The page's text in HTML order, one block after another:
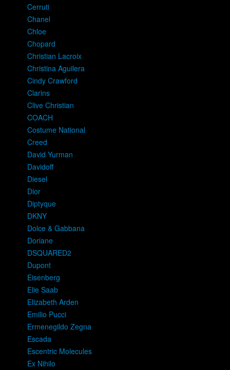
Cerruti
Chanel
Chloe
Chopard
Christian Lacroix
Christina Aguilera
Cindy Crawford
Clarins
Clive Christian
COACH
Costume National
Creed
David Yurman
Davidoff
Diesel
Dior
Diptyque
DKNY
Dolce & Gabbana
Doriane
DSQUARED2
Dupont
Eisenberg
Elie Saab
Elizabeth Arden
Emilio Pucci
Ermenegildo Zegna
Escada
Escentric Molecules
Ex Nihilo